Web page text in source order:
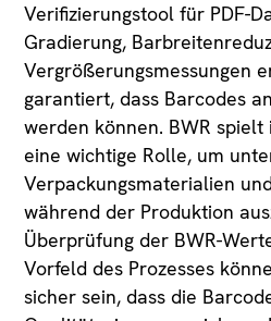
Verifizierungstool für PDF-
Gradierung,
Vergrößerungsmessungen
garantiert, dass Barcodes
werden können. BWR spielt
eine wichtige Rolle, um
Verpackungsmaterialien
während der Produktion
Überprüfung der BWR-
Vorfeld des Prozesses
sicher sein, dass die